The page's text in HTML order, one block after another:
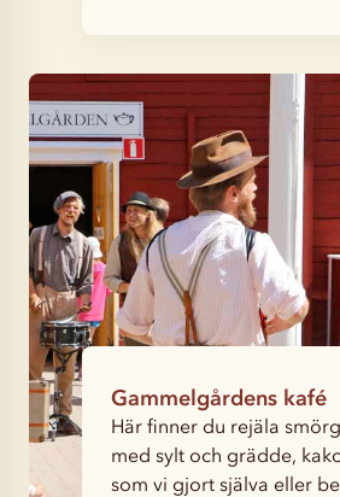
Gammelgårdens kafé
Här finner du rejäla
med sylt och grädde,
som vi gjort själva eller